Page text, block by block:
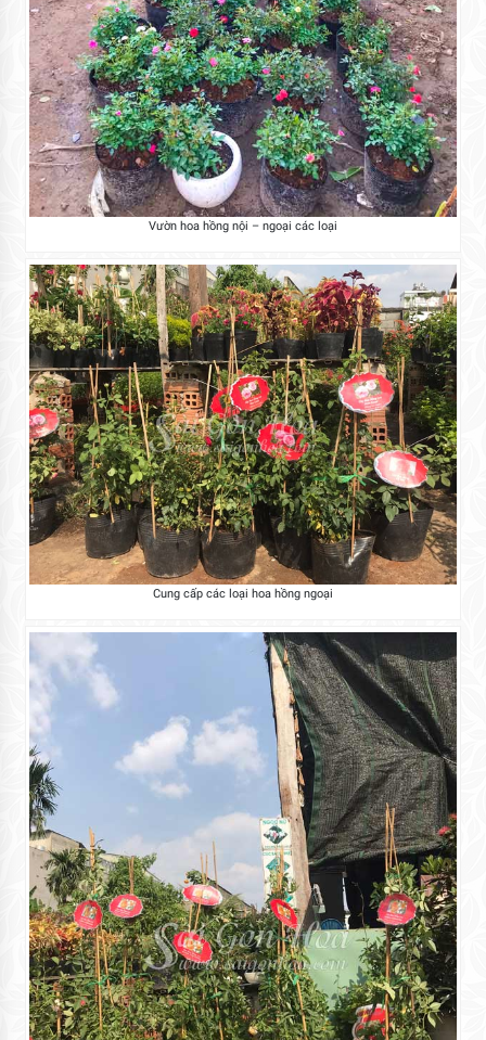
Vườn hoa hồng nội – ngoại các loại
Cung cấp các loại hoa hồng ngoại